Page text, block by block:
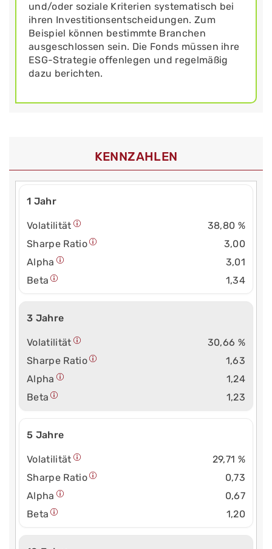
und/oder soziale Kriterien systematisch bei
ihren Investitionsentscheidungen. Zum
Beispiel können bestimmte Branchen
ausgeschlossen sein. Die Fonds müssen ihre
ESG-Strategie offenlegen und regelmäßig
dazu berichten.
KENNZAHLEN
1 Jahr
Volatilität
38,80 %
Sharpe Ratio
3,00
Alpha
3,01
Beta
1,34
3 Jahre
Volatilität
30,66 %
Sharpe Ratio
1,63
Alpha
1,24
Beta
1,23
5 Jahre
Volatilität
29,71 %
Sharpe Ratio
0,73
Alpha
0,67
Beta
1,20